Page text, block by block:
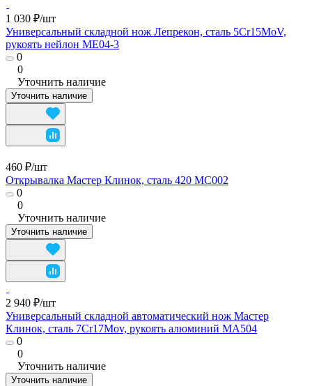
1 030 ₽/шт
Универсальный складной нож Лепрекон, сталь 5Cr15MoV,
рукоять нейлон ME04-3
0
0
Уточнить наличие
Уточнить наличие
460 ₽/шт
Открывалка Мастер Клинок, сталь 420 MC002
0
0
Уточнить наличие
Уточнить наличие
2 940 ₽/шт
Универсальный складной автоматический нож Мастер
Клинок, сталь 7Cr17Mov, рукоять алюминий MA504
0
0
Уточнить наличие
Уточнить наличие